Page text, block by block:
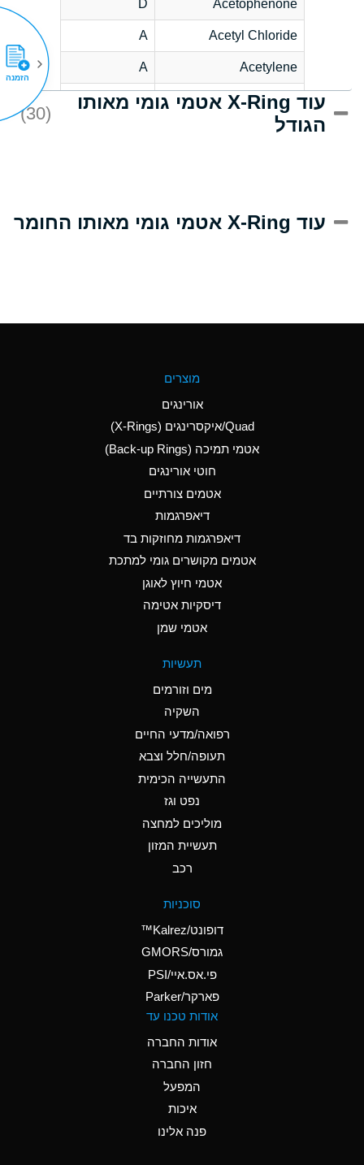
Acetophenone
D
Acetyl Chloride
A
Acetylene
A
Acrlylonitrile
C
Adipic Acid
(Aqueous)
Aluminum Nitrate
(Aqueous)
Aluminum Phosphate
Ammonia Anhydrous
D
Ammonia Gas (cold)
D
Ammonia Gas (hot)
Ammonium Hydroxide
B
Ammonium Nitrate
Ammonium Nitrite
Ammonium Persulfate
Ammonium Phosphate
A
Ammonium Sulfate
B
Amyl Acetate (Banana
עוד X-Ring אטמי גומי מאותו
הגודל
(30)
עוד X-Ring אטמי גומי מאותו החומר
מוצרים
אורינגים
Quad/איקסרינגים (X-Rings)
אטמי תמיכה (Back-up Rings)
חוטי אורינגים
אטמים צורתיים
דיאפרגמות
דיאפרגמות מחוזקות בד
אטמים מקושרים גומי למתכת
אטמי חיוץ לאוגן
דיסקיות אטימה
אטמי שמן
תעשיות
מים וזורמים
השקיה
רפואה/מדעי החיים
תעופה/חלל וצבא
התעשייה הכימית
נפט וגז
מוליכים למחצה
תעשיית המזון
רכב
סוכניות
דופונט/Kalrez™
גמורס/GMORS
פי.אס.איי/PSI
פארקר/Parker
אודות טכנו עד
אודות החברה
חזון החברה
המפעל
איכות
פנה אלינו
הזמנה